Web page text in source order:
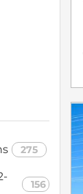
275
156